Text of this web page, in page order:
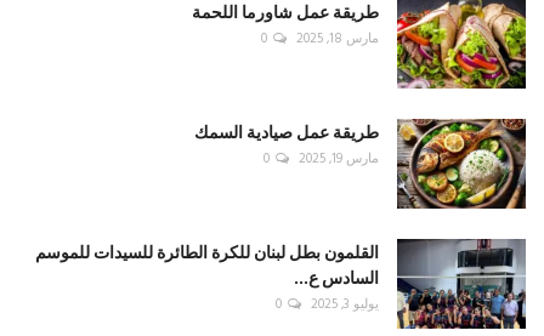
طريقة عمل شاورما اللحمة
مارس 18, 2025 0
طريقة عمل صيادية السمك
مارس 19, 2025 0
القلمون بطل لبنان للكرة الطائرة للسيدات للموسم
السادس ع...
يوليو 3, 2025 0